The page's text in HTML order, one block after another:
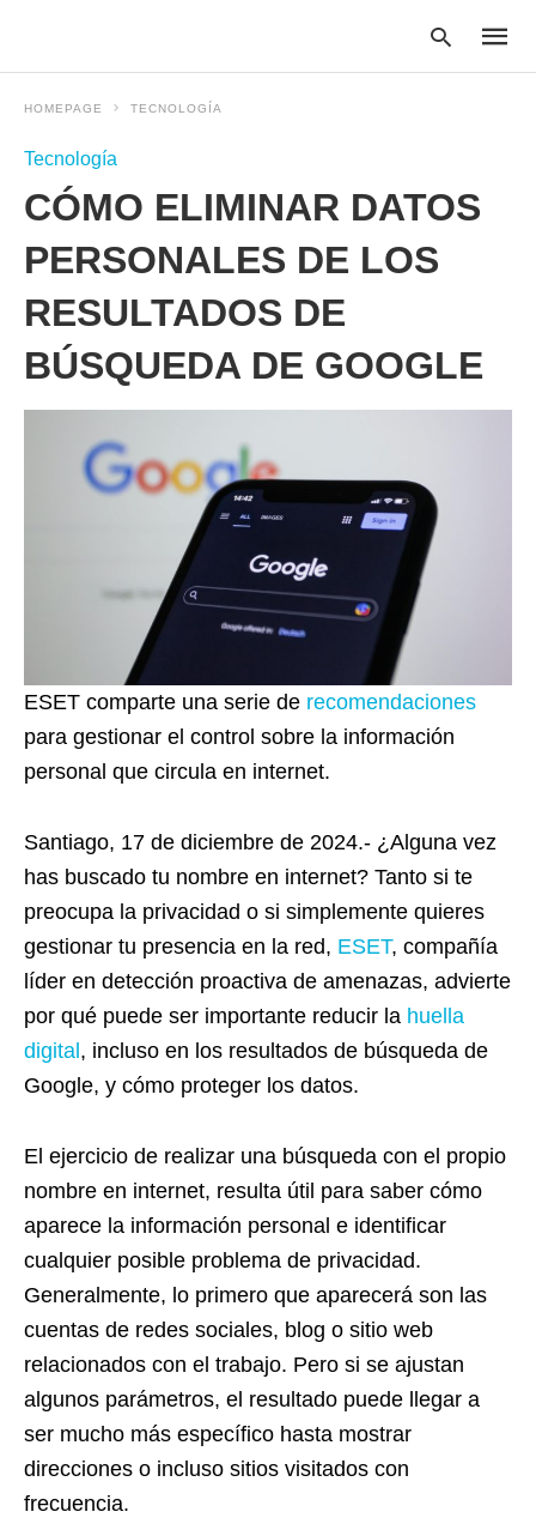
your
HOMEPAGE TECNOLOGÍA
Tecnología
CÓMO ELIMINAR DATOS
PERSONALES DE LOS
RESULTADOS DE
BÚSQUEDA DE GOOGLE
ESET comparte una serie de recomendaciones
para gestionar el control sobre la información
personal que circula en internet.
Santiago, 17 de diciembre de 2024.- ¿Alguna vez
has buscado tu nombre en internet? Tanto si te
preocupa la privacidad o si simplemente quieres
gestionar tu presencia en la red, ESET, compañía
líder en detección proactiva de amenazas, advierte
por qué puede ser importante reducir la huella
digital, incluso en los resultados de búsqueda de
Google, y cómo proteger los datos.
El ejercicio de realizar una búsqueda con el propio
nombre en internet, resulta útil para saber cómo
aparece la información personal e identificar
cualquier posible problema de privacidad.
Generalmente, lo primero que aparecerá son las
cuentas de redes sociales, blog o sitio web
relacionados con el trabajo. Pero si se ajustan
algunos parámetros, el resultado puede llegar a
ser mucho más específico hasta mostrar
direcciones o incluso sitios visitados con
frecuencia.